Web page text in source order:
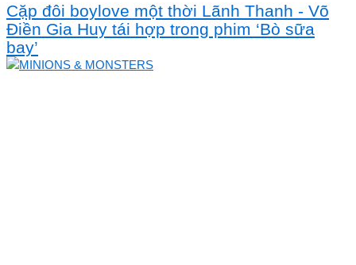
Cặp đôi boylove một thời Lãnh Thanh - Võ
Điền Gia Huy tái hợp trong phim ‘Bò sữa
bay’